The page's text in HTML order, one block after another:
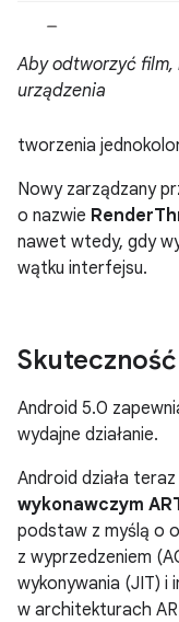
Aby odtworzyć film,
urządzenia
tworzenia
Nowy zarządzany
o nazwie
nawet wtedy, gdy
wątku interfejsu.
Skuteczność
Android 5.0
wydajne działanie.
Android działa
wykonawczym
podstaw z myślą o
z wyprzedzeniem
wykonywania (JIT) i
w architekturach